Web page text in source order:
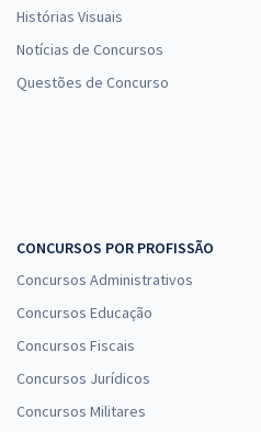
Histórias Visuais
Notícias de Concursos
Questões de Concurso
CONCURSOS POR PROFISSÃO
Concursos Administrativos
Concursos Educação
Concursos Fiscais
Concursos Jurídicos
Concursos Militares